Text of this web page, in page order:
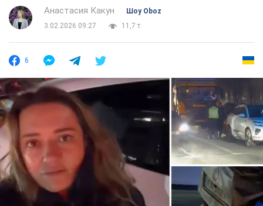
Анастасия Какун
Шоу Oboz
3.02.2026 09:27
11,7 т.
6